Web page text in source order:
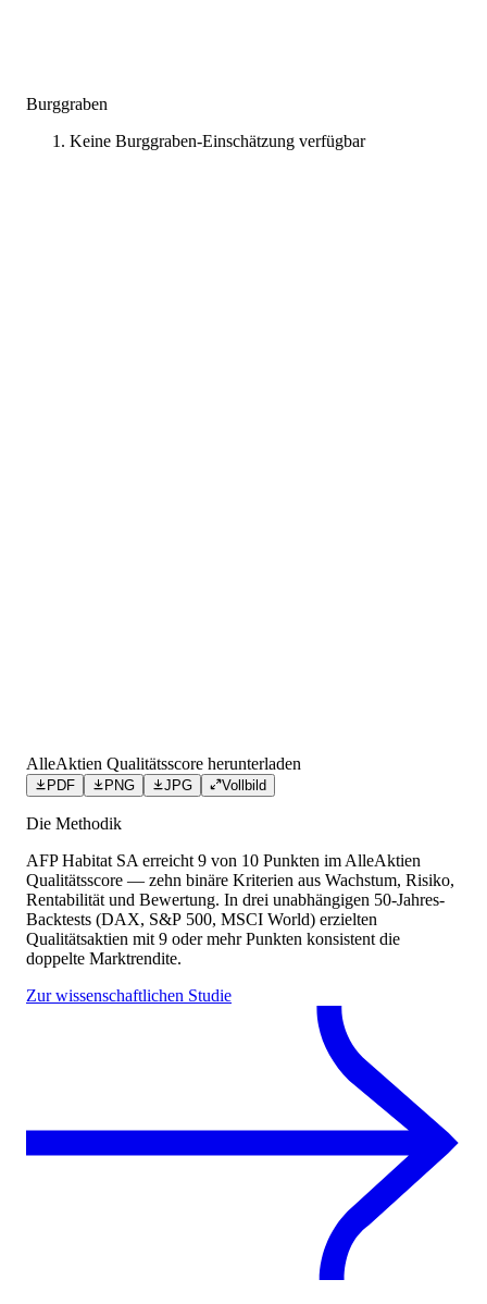
Burggraben
Keine Burggraben-Einschätzung verfügbar
AlleAktien Qualitätsscore herunterladen
PDF PNG JPG Vollbild
Die Methodik
AFP Habitat SAerreicht 9 von 10 Punkten im AlleAktien
Qualitätsscore — zehn binäre Kriterien aus Wachstum, Risiko,
Rentabilität und Bewertung. In drei unabhängigen 50-Jahres-
Backtests (DAX, S&P 500, MSCI World) erzielten
Qualitätsaktien mit 9 oder mehr Punkten konsistent die
doppelte Marktrendite.
Zur wissenschaftlichen Studie